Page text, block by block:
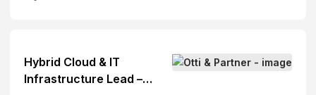
Hybrid Cloud & IT
Infrastructure Lead –